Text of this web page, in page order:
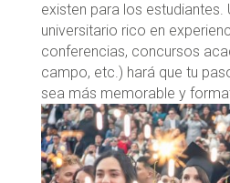
existen para los estudiantes.
universitario rico en
conferencias, concursos
campo, etc.) hará que tu
sea más memorable y